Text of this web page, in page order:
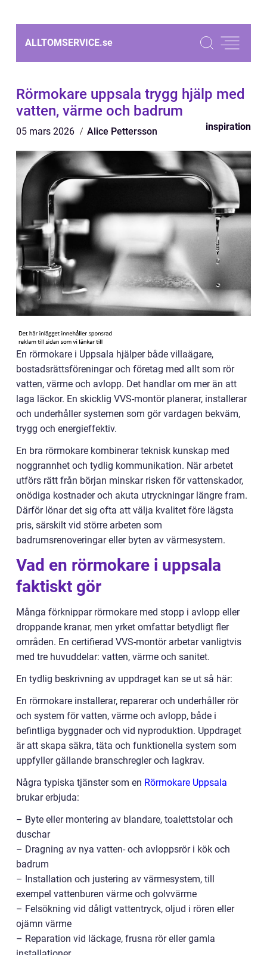
ALLTOMSERVICE.se
Rörmokare uppsala trygg hjälp med
vatten, värme och badrum
05 mars 2026 Alice Pettersson inspiration
En rörmokare i Uppsala hjälper både villaägare,
bostadsrättsföreningar och företag med allt som rör
vatten, värme och avlopp. Det handlar om mer än att
laga läckor. En skicklig VVS-montör planerar, installerar
och underhåller systemen som gör vardagen bekväm,
trygg och energieffektiv.
En bra rörmokare kombinerar teknisk kunskap med
noggrannhet och tydlig kommunikation. När arbetet
utförs rätt från början minskar risken för vattenskador,
onödiga kostnader och akuta utryckningar längre fram.
Därför lönar det sig ofta att välja kvalitet före lägsta
pris, särskilt vid större arbeten som
badrumsrenoveringar eller byten av värmesystem.
Vad en rörmokare i uppsala
faktiskt gör
Många förknippar rörmokare med stopp i avlopp eller
droppande kranar, men yrket omfattar betydligt fler
områden. En certifierad VVS-montör arbetar vanligtvis
med tre huvuddelar: vatten, värme och sanitet.
En tydlig beskrivning av uppdraget kan se ut så här:
En rörmokare installerar, reparerar och underhåller rör
och system för vatten, värme och avlopp, både i
befintliga byggnader och vid nyproduktion. Uppdraget
är att skapa säkra, täta och funktionella system som
uppfyller gällande branschregler och lagkrav.
Några typiska tjänster som en Rörmokare Uppsala
brukar erbjuda:
– Byte eller montering av blandare, toalettstolar och
duschar
– Dragning av nya vatten- och avloppsrör i kök och
badrum
– Installation och justering av värmesystem, till
exempel vattenburen värme och golvvärme
– Felsökning vid dåligt vattentryck, oljud i rören eller
ojämn värme
– Reparation vid läckage, frusna rör eller gamla